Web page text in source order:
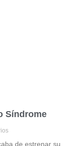
Síndrome
de estrenar su